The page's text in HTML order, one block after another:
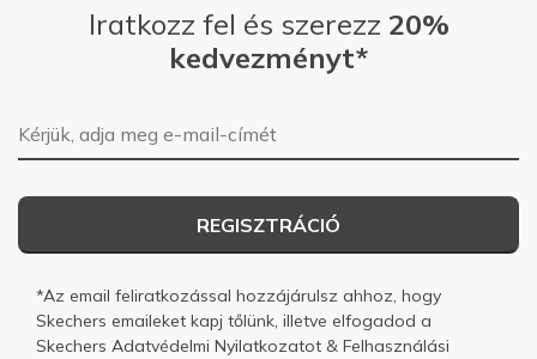
Iratkozz fel és szerezz 20%
kedvezményt*
E-mail-cím
REGISZTRÁCIÓ
*Az email feliratkozással hozzájárulsz ahhoz, hogy
Skechers emaileket kapj tőlünk, illetve elfogadod a
Skechers Adatvédelmi Nyilatkozatot & Felhasználási